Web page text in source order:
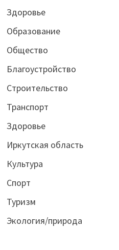
Здоровье
Образование
Общество
Благоустройство
Строительство
Транспорт
Здоровье
Иркутская область
Культура
Спорт
Туризм
Экология/природа